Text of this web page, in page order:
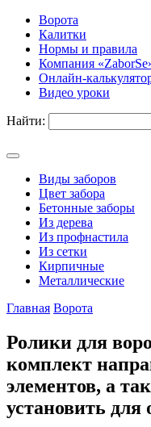
Ворота
Калитки
Нормы и правила
Компания
Онлайн-
Видео уроки
Найти:
Виды заборов
Цвет забора
Бетонные заборы
Из дерева
Из профнастила
Из сетки
Кирпичные
Металлические
Главная Ворота
Ролики для
комплект
элементов, а
установить для